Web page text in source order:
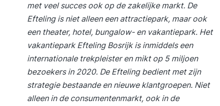
met veel succes ook op de zakelijke markt. De
Efteling is niet alleen een attractiepark, maar ook
een theater, hotel, bungalow- en vakantiepark. Het
vakantiepark Efteling Bosrijk is inmiddels een
internationale trekpleister en mikt op 5 miljoen
bezoekers in 2020. De Efteling bedient met zijn
strategie bestaande en nieuwe klantgroepen. Niet
alleen in de consumentenmarkt, ook in de